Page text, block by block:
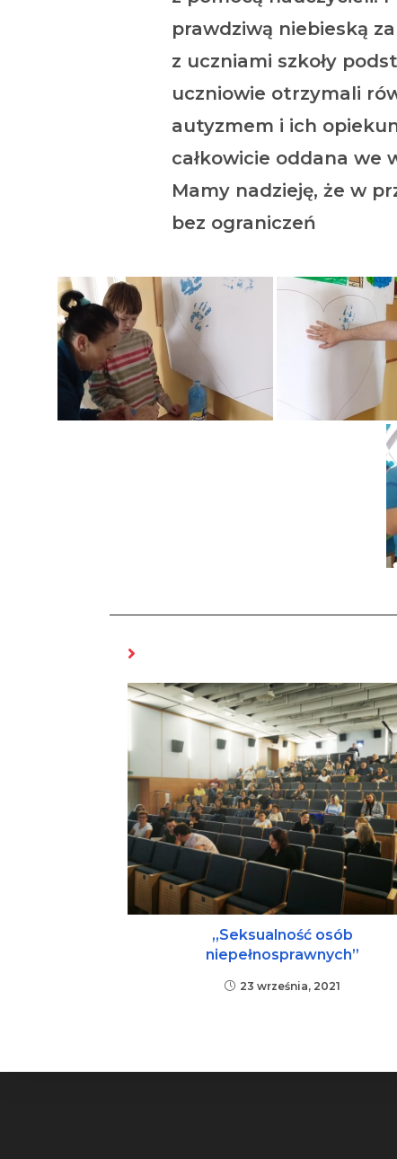
prawdziwą niebieską
z uczniami szkoły
uczniowie otrzymali
autyzmem i ich
całkowicie oddana we
Mamy nadzieję, że w
bez ograniczeń
„Seksualność osób
niepełnosprawnych”
23 września, 2021